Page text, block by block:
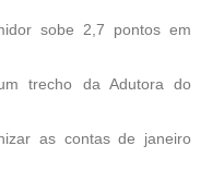
sobe 2,7 pontos em
trecho da Adutora do
as contas de janeiro